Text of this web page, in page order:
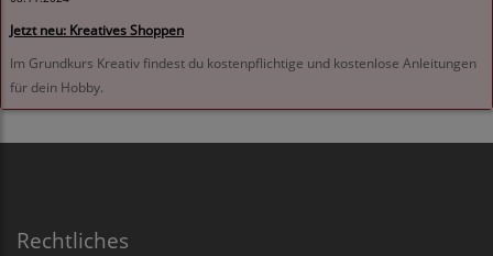
Jetzt neu: Kreatives Shoppen
Im Grundkurs Kreativ findest du kostenpflichtige und kostenlose Anleitungen
für dein Hobby.
Rechtliches